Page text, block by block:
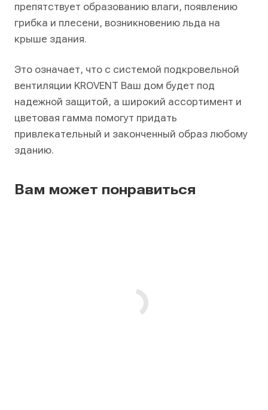
препятствует образованию влаги, появлению
грибка и плесени, возникновению льда на
крыше здания.
Это означает, что с системой подкровельной
вентиляции KROVENT Ваш дом будет под
надежной защитой, а широкий ассортимент и
цветовая гамма помогут придать
привлекательный и законченный образ любому
зданию.
Вам может понравиться